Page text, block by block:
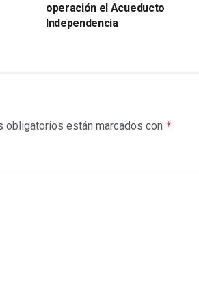
operación el Acueducto
Independencia
obligatorios están marcados con *